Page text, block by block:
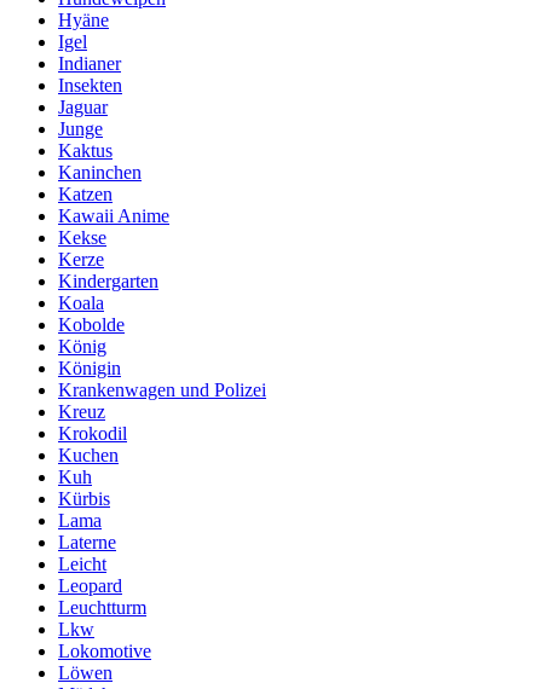
Hyäne
Igel
Indianer
Insekten
Jaguar
Junge
Kaktus
Kaninchen
Katzen
Kawaii Anime
Kekse
Kerze
Kindergarten
Koala
Kobolde
König
Königin
Krankenwagen und Polizei
Kreuz
Krokodil
Kuchen
Kuh
Kürbis
Lama
Laterne
Leicht
Leopard
Leuchtturm
Lkw
Lokomotive
Löwen